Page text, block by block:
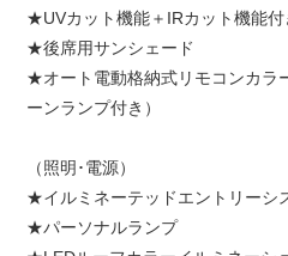
★UVカット機能＋IRカット機能付
★後席用サンシェード
★オート電動格納式リモコンカラ
ーンランプ付き）
（照明･電源）
★イルミネーテッドエントリーシ
★パーソナルランプ